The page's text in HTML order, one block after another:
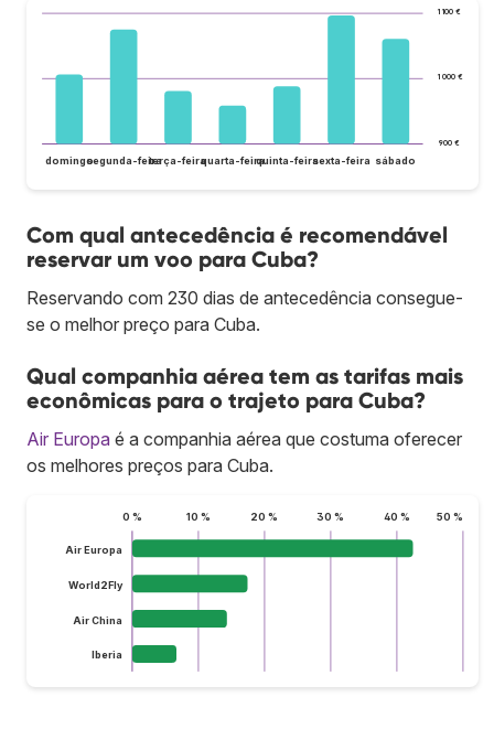
900 €
1 000 €
1 100 €
domingosegunda-feiraterça-feiraquarta-feiraquinta-feirasexta-feira sábado
Com qual antecedência é recomendável
reservar um voo para Cuba?
Reservando com 230 dias de antecedência consegue-
se o melhor preço para Cuba.
Qual companhia aérea tem as tarifas mais
econômicas para o trajeto para Cuba?
Air Europa é a companhia aérea que costuma oferecer
os melhores preços para Cuba.
0 % 10 % 20 % 30 % 40 % 50 %
Air Europa
World2Fly
Air China
Iberia